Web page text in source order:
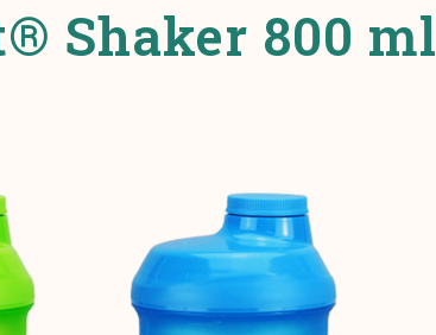
Shaker 800 ml